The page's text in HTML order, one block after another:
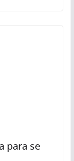
para se